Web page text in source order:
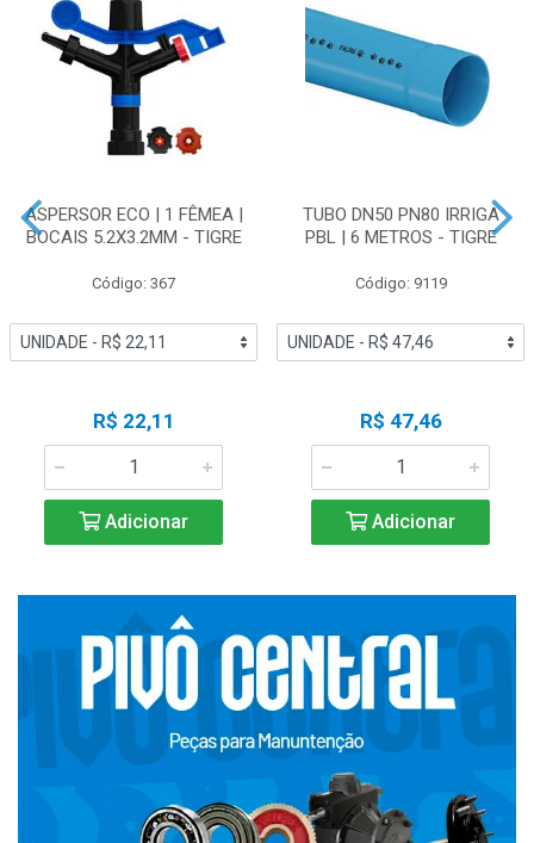
ASPERSOR ECO | 1 FÊMEA |
BOCAIS 5.2X3.2MM - TIGRE
Código: 367
R$ 22,11
Adicionar
TUBO DN50 PN80 IRRIGA
PBL | 6 METROS - TIGRE
Código: 9119
R$ 47,46
Adicionar